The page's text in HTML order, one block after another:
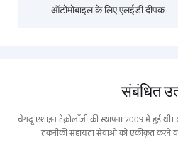
ऑटोमोबाइल के लिए एलईडी दीपक
संबंधित
चेंगदू एशाइन टेक्नोलॉजी की स्थापना 2009 में हुई
तकनीकी सहायता सेवाओं को एकीकृत करने